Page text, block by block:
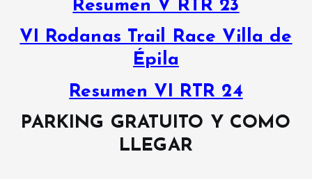
Resumen V RTR 23
VI Rodanas Trail Race Villa de
Épila
Resumen VI RTR 24
PARKING GRATUITO Y COMO
LLEGAR